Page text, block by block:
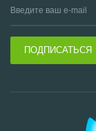
ПОДПИСАТЬСЯ